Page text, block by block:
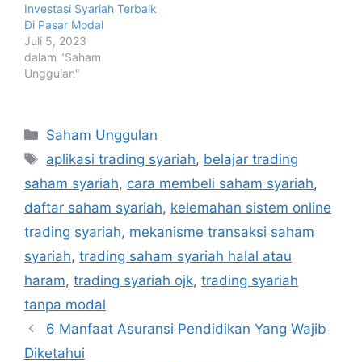
Investasi Syariah Terbaik
Di Pasar Modal
Juli 5, 2023
dalam "Saham
Unggulan"
Kategori
Saham Unggulan
Tag
aplikasi trading syariah, belajar trading
saham syariah, cara membeli saham syariah,
daftar saham syariah, kelemahan sistem online
trading syariah, mekanisme transaksi saham
syariah, trading saham syariah halal atau
haram, trading syariah ojk, trading syariah
tanpa modal
6 Manfaat Asuransi Pendidikan Yang Wajib
Diketahui